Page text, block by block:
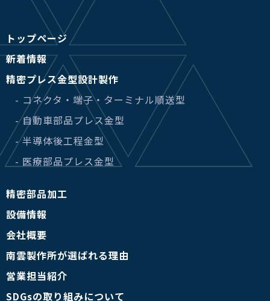
トップページ
新着情報
精密プレス金型設計製作
- コネクタ・端子・ターミナル順送型
- 自動車部品プレス金型
- 半導体後工程金型
- 医療部品プレス金型
精密部品加工
設備情報
会社概要
南雲製作所が選ばれる理由
営業担当紹介
SDGsの取り組みについて